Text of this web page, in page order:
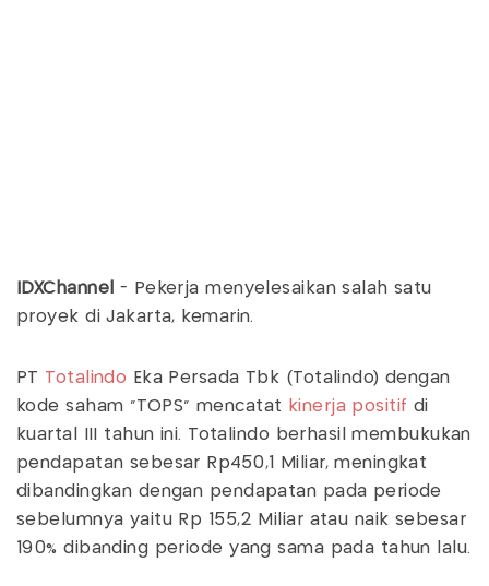
IDXChannel - Pekerja menyelesaikan salah satu
proyek di Jakarta, kemarin.
PT Totalindo Eka Persada Tbk (Totalindo) dengan
kode saham “TOPS” mencatat
kinerja positif di
kuartal III tahun ini. Totalindo berhasil membukukan
pendapatan sebesar Rp450,1 Miliar, meningkat
dibandingkan dengan pendapatan pada periode
sebelumnya yaitu Rp 155,2 Miliar atau naik sebesar
190% dibanding periode yang sama pada tahun lalu.